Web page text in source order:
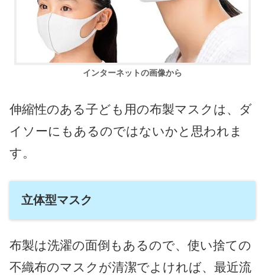
インターネットの画像から
伸縮性のある子ども用の布製マスクは、ダ
イソーにもあるのではないかと思われま
す。
立体型マスク
布製は洗濯の面倒もあるので、使い捨ての
不織布のマスクが清潔でよければ、最近流